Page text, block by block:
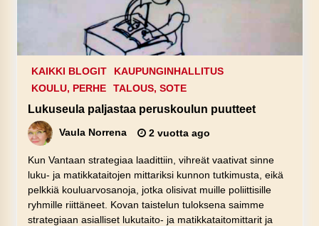
KAIKKI BLOGIT
KAUPUNGINHALLITUS
KOULU, PERHE
TALOUS, SOTE
Lukuseula paljastaa peruskoulun puutteet
Vaula Norrena 2 vuotta ago
Kun Vantaan strategiaa laadittiin, vihreät vaativat sinne
luku- ja matikkataitojen mittariksi kunnon tutkimusta, eikä
pelkkiä kouluarvosanoja, jotka olisivat muille poliittisille
ryhmille riittäneet. Kovan taistelun tuloksena saimme
strategiaan asialliset lukutaito- ja matikkataitomittarit ja